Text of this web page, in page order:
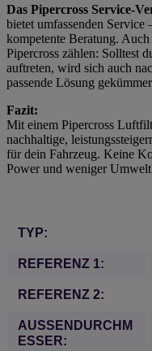
Das Pipercross Service-
bietet umfassenden
kompetente Beratung.
Pipercross zählen: Solltest
auftreten, wird sich auch
passende Lösung
Fazit:
Mit einem Pipercross
nachhaltige,
für dein Fahrzeug. Keine
Power und weniger
Produkteigenschaft
Wert
TYP:
REFERENZ 1:
REFERENZ 2:
AUSSENDURCHME
SSER: